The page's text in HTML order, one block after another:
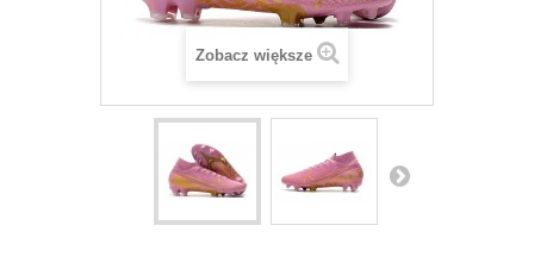
Zobacz większe